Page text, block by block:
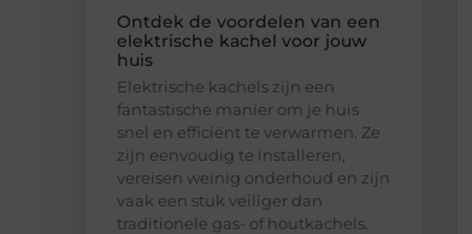
Ontdek de voordelen van een
elektrische kachel voor jouw
huis
Elektrische kachels zijn een
fantastische manier om je huis
snel en efficiënt te verwarmen. Ze
zijn eenvoudig te installeren,
vereisen weinig onderhoud en zijn
vaak een stuk veiliger dan
traditionele gas- of houtkachels.